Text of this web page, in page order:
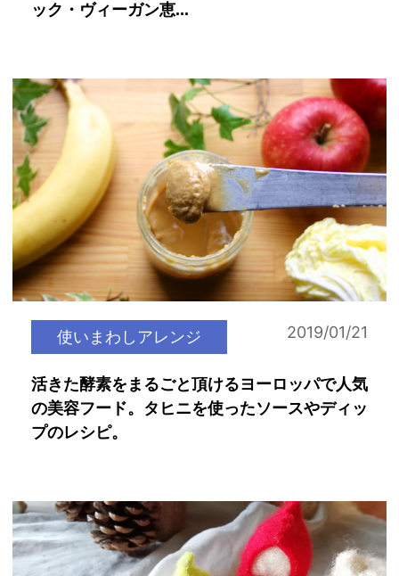
ック・ヴィーガン恵...
使いまわしアレンジ 2019/01/21
活きた酵素をまるごと頂けるヨーロッパで人気
の美容フード。タヒニを使ったソースやディッ
プのレシピ。